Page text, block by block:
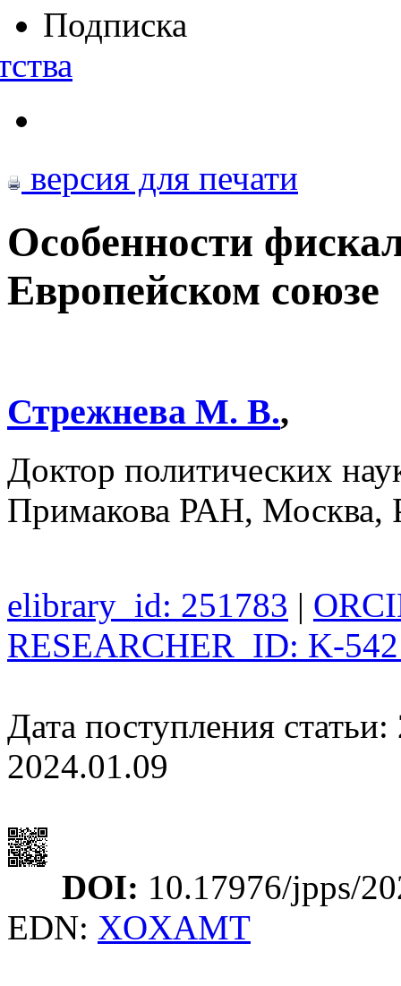
Подписка
версия для печати
Особенности
Европейском союзе
Стрежнева М. В.,
Доктор политических
Примакова РАН, Москва,
elibrary_id: 251783 |
RESEARCHER_ID: K-
Дата поступления
2024.01.09
DOI: 10.17976/jpps/
EDN: XOXAMT